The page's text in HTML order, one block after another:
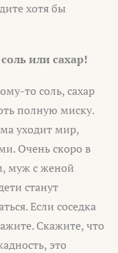
хотя бы
или сахар!
то соль, сахар
полную миску.
уходит мир,
Очень скоро в
муж с женой
станут
Если соседка
Скажите, что
это